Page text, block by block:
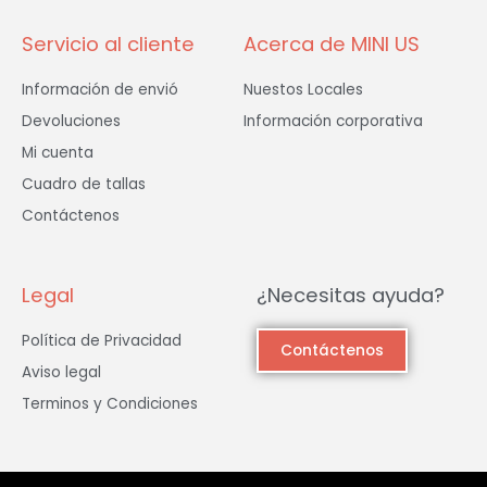
Servicio al cliente
Información de envió
Devoluciones
Mi cuenta
Cuadro de tallas
Contáctenos
Acerca de MINI US
Nuestos Locales
Información corporativa
Legal
Política de Privacidad
Aviso legal
Terminos y Condiciones
¿Necesitas ayuda?
Contáctenos